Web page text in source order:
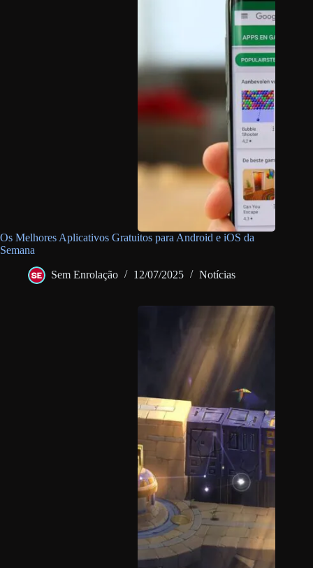
Os Melhores Aplicativos Gratuitos para Android e iOS da
Semana
Sem Enrolação 12/07/2025 Notícias